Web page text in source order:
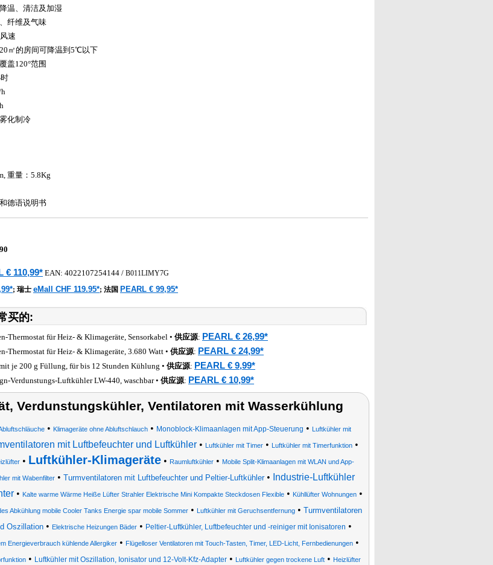
温、清洁及加湿
纤维及气味
速
㎡的房间可降温到5℃以下
盖120°范围
化制冷
重量：5.8Kg
德语说明书
€ 110,99*EAN: 4022107254144 / B011LIMY7G
; 瑞士 eMall CHF 119.95*; 法国 PEARL € 99,95*
买的:
Thermostat für Heiz- & Klimageräte, Sensorkabel • 供应源: PEARL € 26,99*
Thermostat für Heiz- & Klimageräte, 3.680 Watt • 供应源: PEARL € 24,99*
je 200 g Füllung, für bis 12 Stunden Kühlung • 供应源: PEARL € 9,99*
Verdunstungs-Luftkühler LW-440, waschbar • 供应源: PEARL € 10,99*
Verdunstungskühler, Ventilatoren mit Wasserkühlung
• Klimageräte ohne Abluftschlauch• Monoblock-Klimaanlagen mit App-Steuerung • Luftkühler mit
mit Luftbefeuchter und Luftkühler• Luftkühler mit Timer• Luftkühler mit Timerfunktion•
• Luftkühler-Klimageräte • Raumluftkühler • Mobile Split-Klimaanlagen mit WLAN und App-
mit Wabenfilter• Turmventilatoren mit Luftbefeuchter und Peltier-Luftkühler• Industrie-Luftkühler
• Kalte warme Wärme Heiße Lüfter Strahler Elektrische Mini Kompakte Steckdosen Flexible • Kühllüfter Wohnungen •
Abkühlung mobile Cooler Tanks Energie spar mobile Sommer • Luftkühler mit Geruchsentfernung • Turmventilatoren
Oszillation• Elektrische Heizungen Bäder• Peltier-Luftkühler, Luftbefeuchter und -reiniger mit Ionisatoren •
Energieverbrauch kühlende Allergiker • Flügelloser Ventilatoren mit Touch-Tasten, Timer, LED-Licht, Fernbedienungen •
• Luftkühler mit Oszillation, Ionisator und 12-Volt-Kfz-Adapter• Luftkühler gegen trockene Luft• Heizlüfter